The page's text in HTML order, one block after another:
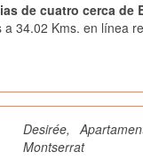
de cuatro cerca de
a 34.02 Kms. en línea
Desirée,
Montserrat